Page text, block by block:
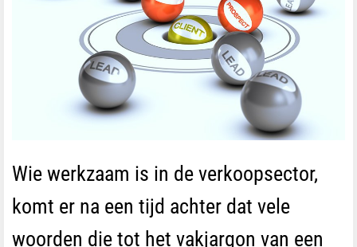
Wie werkzaam is in de verkoopsector,
komt er na een tijd achter dat vele
woorden die tot het vakjargon van een